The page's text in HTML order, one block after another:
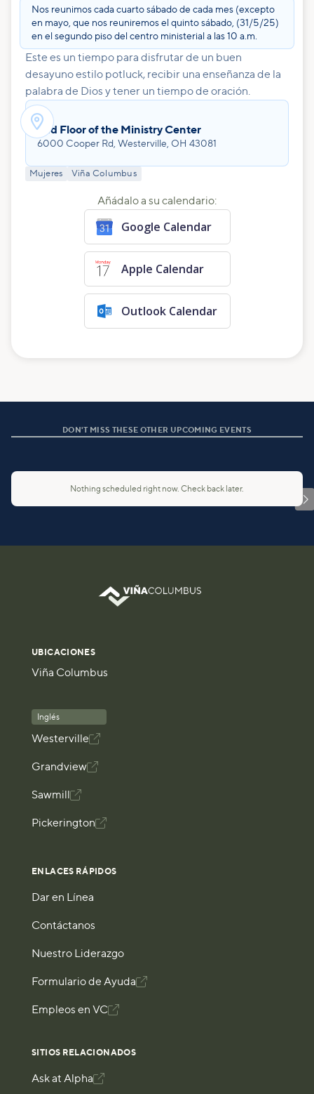
Nos reunimos cada cuarto sábado de cada mes (excepto
en mayo, que nos reuniremos el quinto sábado, (31/5/25)
en el segundo piso del centro ministerial a las 10 a.m.
Este es un tiempo para disfrutar de un buen
desayuno estilo potluck, recibir una enseñanza de la
palabra de Dios y tener un tiempo de oración.
2nd Floor of the Ministry Center
6000 Cooper Rd, Westerville, OH 43081
Mujeres Viña Columbus
Añádalo a su calendario:
Google Calendar
Apple Calendar
Outlook Calendar
DON'T MISS THESE OTHER UPCOMING EVENTS

Nothing scheduled right now. Check back later.
UBICACIONES
Viña Columbus
Inglés
Westerville
Grandview
Sawmill
Pickerington
ENLACES RÁPIDOS
Dar en Línea
Contáctanos
Nuestro Liderazgo
Formulario de Ayuda
Empleos en VC
SITIOS RELACIONADOS
Ask at Alpha